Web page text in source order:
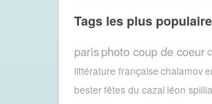
Tags les plus
parisphoto coup de coeur
littérature française chalamov
besterfêtes du cazal léon